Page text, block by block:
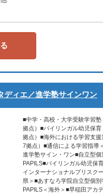
ディエ／進学塾サインワン
■中学・高校・大学受験学習
拠点）■バイリンガル幼児保
拠点）■海外における学習支
7拠点）■通信による学習指導
進学塾サイン・ワン■自立型個
PAPILS■バイリンガル幼児保
インターナショナルプリスク
県＞■あすなろ学院自立型個別
PAPILS＜海外＞■早稲田アカ